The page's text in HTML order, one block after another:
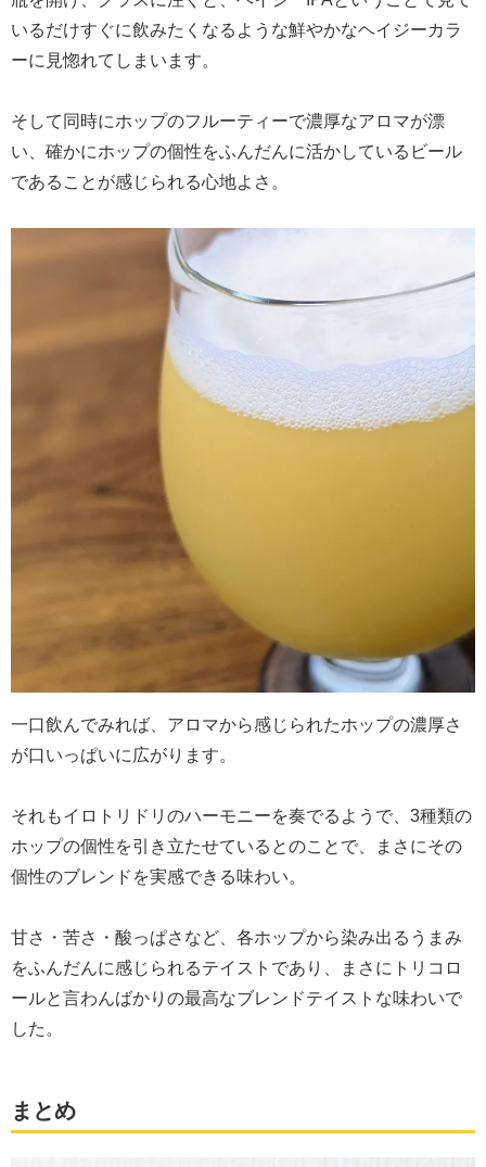
いるだけすぐに飲みたくなるような鮮やかなヘイジーカラ
ーに見惚れてしまいます。
そして同時にホップのフルーティーで濃厚なアロマが漂
い、確かにホップの個性をふんだんに活かしているビール
であることが感じられる心地よさ。
一口飲んでみれば、アロマから感じられたホップの濃厚さ
が口いっぱいに広がります。
それもイロトリドリのハーモニーを奏でるようで、3種類の
ホップの個性を引き立たせているとのことで、まさにその
個性のブレンドを実感できる味わい。
甘さ・苦さ・酸っぱさなど、各ホップから染み出るうまみ
をふんだんに感じられるテイストであり、まさにトリコロ
ールと言わんばかりの最高なブレンドテイストな味わいで
した。
まとめ